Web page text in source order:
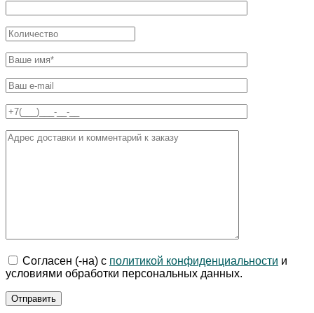
Согласен (-на) с политикой конфиденциальности и
условиями обработки персональных данных.